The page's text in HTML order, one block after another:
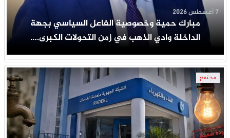
مبارك حمية وخصوصية الفاعل السياسي بجهة
الداخلة وادي الذهب في زمن التحولات الكبرى….
7 أغسطس 2026
مجتمع